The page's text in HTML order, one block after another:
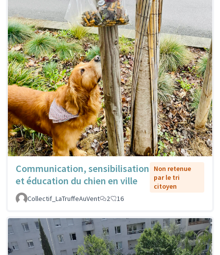
Communication, sensibilisation
et éducation du chien en ville
Non retenue
par le tri
citoyen
Collectif_LaTruffeAuVent
2 16